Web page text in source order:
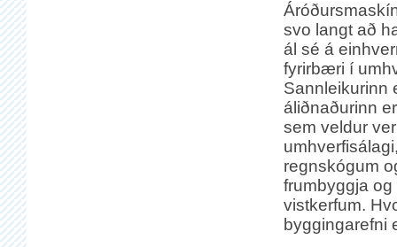
svo langt að
ál sé á
fyrirbæri í
Sannleikurinn
áliðnaðurinn
sem veldur
regnskógum
frumbyggja
vistkerfum.
byggingarefni